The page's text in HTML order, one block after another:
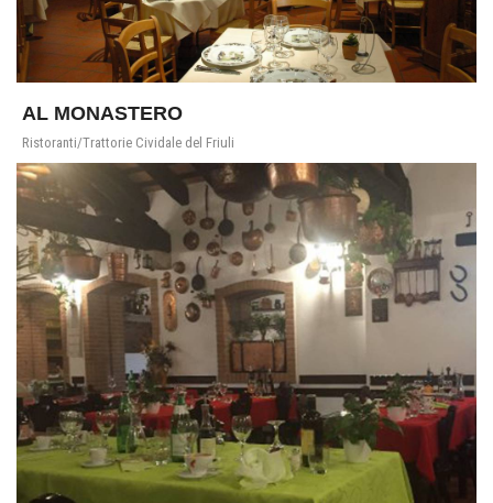
AL MONASTERO
Ristoranti/Trattorie Cividale del Friuli